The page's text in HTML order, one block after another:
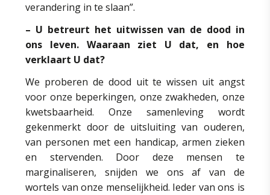
verandering in te slaan”.
– U betreurt het uitwissen van de dood in
ons leven. Waaraan ziet U dat, en hoe
verklaart U dat?
We proberen de dood uit te wissen uit angst
voor onze beperkingen, onze zwakheden, onze
kwetsbaarheid. Onze samenleving wordt
gekenmerkt door de uitsluiting van ouderen,
van personen met een handicap, armen zieken
en stervenden. Door deze mensen te
marginaliseren, snijden we ons af van de
wortels van onze menselijkheid. Ieder van ons is